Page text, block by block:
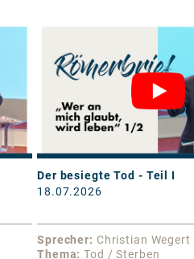
Der besiegte Tod - Teil I
18.07.2026
Sprecher
Christian Wegert
Thema
Tod / Sterben